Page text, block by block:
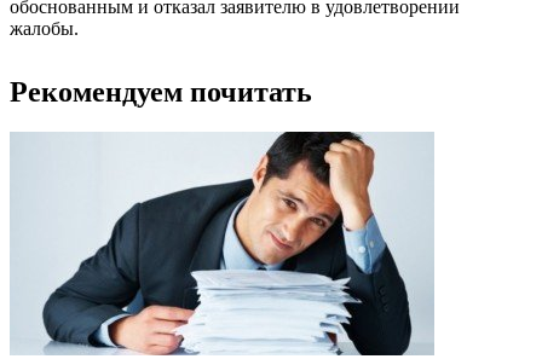
обоснованным и отказал заявителю в удовлетворении
жалобы.
Рекомендуем почитать